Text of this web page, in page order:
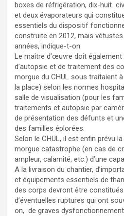
boxes de réfrigération, dix-huit
et deux évaporateurs qui
essentiels du dispositif
construite en 2012, mais
années, indique-t-on.
Le maître d’œuvre doit
d’autopsie et de traitement des
morgue du CHUL sous traitaient
la place) selon les normes
salle de visualisation (pour les
traitements et autopsie par
de présentation des défunts et
des familles éplorées.
Selon le CHUL, il est enfin prévu
morgue catastrophe (en cas de
ampleur, calamité, etc.) d’une
A la livraison du chantier,
et équipements essentiels de
des corps devront être
d’éventuelles ruptures qui ont
on, de graves